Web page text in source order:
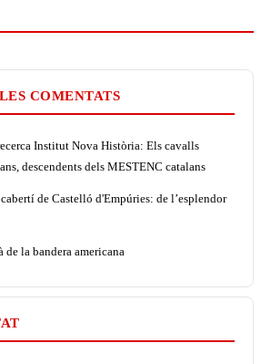
COMENTATS
Institut Nova Història: Els cavalls
descendents dels MESTENC catalans
de Castelló d'Empúries: de l’esplendor
la bandera americana